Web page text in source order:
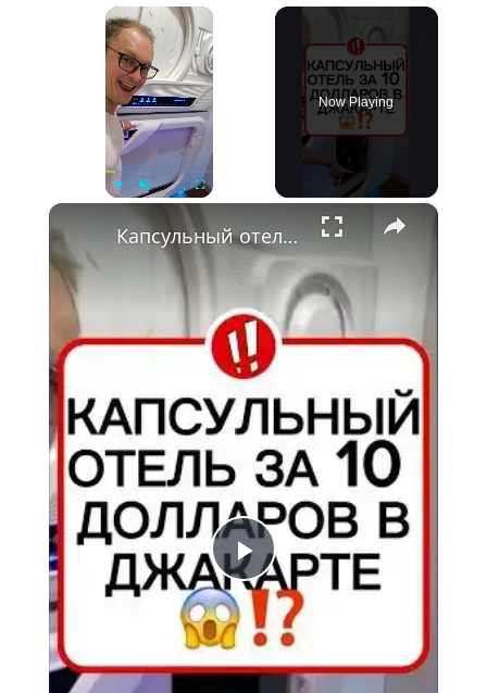
×
Now Playing
×
Play
Video
Капсульный отель в Джакарте с бассейном дешевле 180 тысяч рупий 🇮🇩 Обзор бюджетного проживания